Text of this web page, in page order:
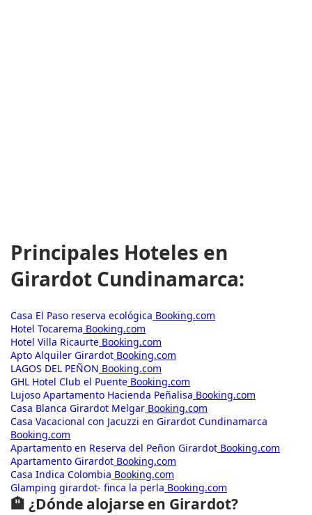
Principales Hoteles en
Girardot Cundinamarca:
Casa El Paso reserva ecológica Booking.com
Hotel Tocarema Booking.com
Hotel Villa Ricaurte Booking.com
Apto Alquiler Girardot Booking.com
LAGOS DEL PEÑON Booking.com
GHL Hotel Club el Puente Booking.com
Lujoso Apartamento Hacienda Peñalisa Booking.com
Casa Blanca Girardot Melgar Booking.com
Casa Vacacional con Jacuzzi en Girardot Cundinamarca
Booking.com
Apartamento en Reserva del Peñon Girardot Booking.com
Apartamento Girardot Booking.com
Casa Indica Colombia Booking.com
Glamping girardot- finca la perla Booking.com
🏨 ¿Dónde alojarse en Girardot?